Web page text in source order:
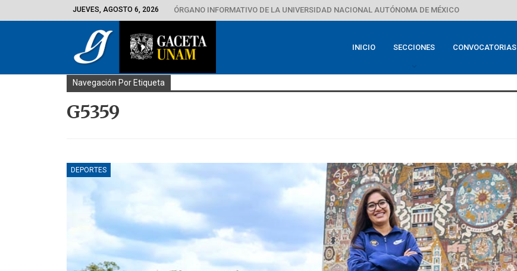
JUEVES, AGOSTO 6, 2026 ÓRGANO INFORMATIVO DE LA UNIVERSIDAD NACIONAL AUTÓNOMA DE MÉXICO
INICIO SECCIONES CONVOCATORIAS
Navegación Por Etiqueta
G5359
DEPORTES